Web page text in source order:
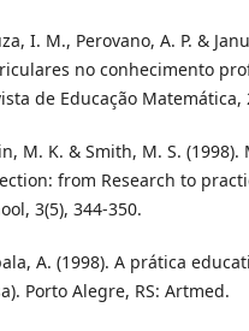
I. M., Perovano, A. P. &
no conhecimento
de Educação Matemática,
M. K. & Smith, M. S.
from Research to
3(5), 344-350.
A. (1998). A prática
Porto Alegre, RS: Artmed.